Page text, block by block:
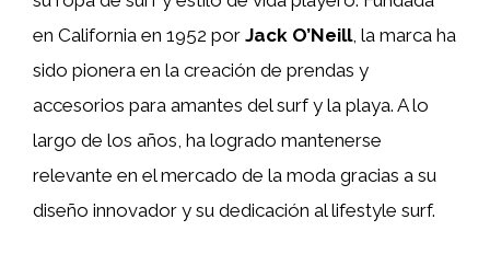
en California en 1952 por Jack O’Neill, la marca ha
sido pionera en la creación de prendas y
accesorios para amantes del surf y la playa. A lo
largo de los años, ha logrado mantenerse
relevante en el mercado de la moda gracias a su
diseño innovador y su dedicación al lifestyle surf.